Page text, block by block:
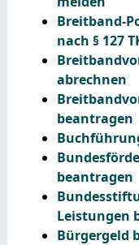
Breitband-
nach § 127
abrechnen
beantragen
beantragen
Leistungen
Bürgergeld